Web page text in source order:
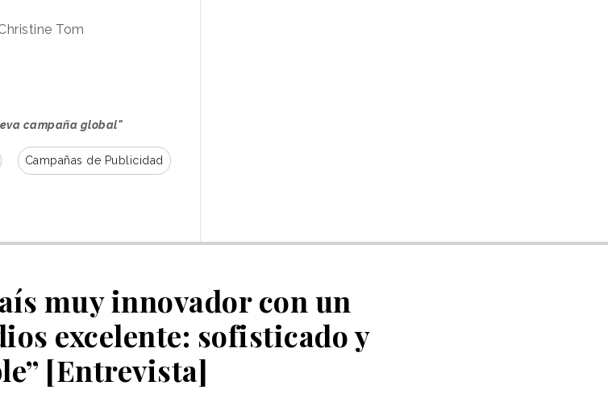
Tom
campaña global"
Campañas de Publicidad
muy innovador con un
excelente: sofisticado y
[Entrevista]